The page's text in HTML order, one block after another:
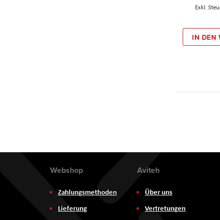
IN DEN
Webshop
Zahlungsmethoden
Lieferung
Aviteh
Über uns
Vertretungen